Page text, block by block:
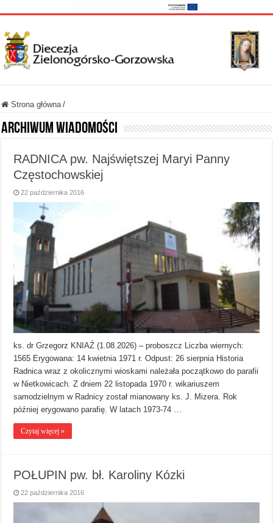
Strona główna /
Archiwum wiadomości
RADNICA pw. Najświętszej Maryi Panny
Częstochowskiej
22 października 2016
ks. dr Grzegorz KNIAŹ (1.08.2026) – proboszcz Liczba wiernych:
1565 Erygowana: 14 kwietnia 1971 r. Odpust: 26 sierpnia Historia
Radnica wraz z okolicznymi wioskami należała początkowo do parafii
w Nietkowicach. Z dniem 22 listopada 1970 r. wikariuszem
samodzielnym w Radnicy został mianowany ks. J. Mizera. Rok
później erygowano parafię. W latach 1973-74 …
Czytaj więcej »
POŁUPIN pw. bł. Karoliny Kózki
22 października 2016